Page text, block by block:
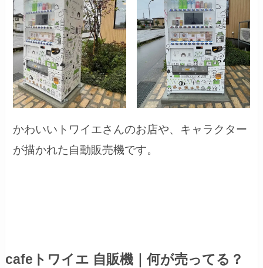
かわいいトワイエさんのお店や、キャラクター
が描かれた自動販売機です。
cafeトワイエ 自販機｜何が売ってる？